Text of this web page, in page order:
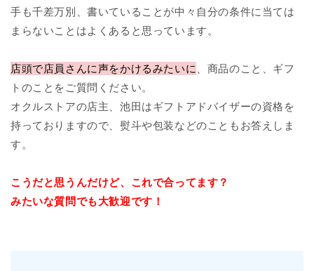
手も千差万別、書いていることが中々自分の条件に当ては
まらないことはよくあると思っています。
店頭で店員さんに声をかけるみたいに
、商品のこと、ギフ
トのことをご質問ください。
オクルストアの店主、池田はギフトアドバイザーの資格を
持っておりますので、熨斗や包装などのこともお答えしま
す。
こうだと思うんだけど、これで合ってます？
みたいな質問でも大歓迎です！